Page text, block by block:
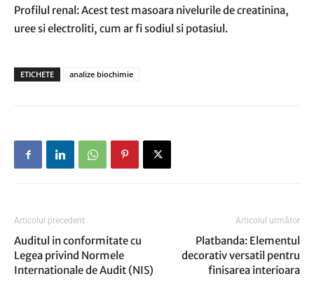
Profilul renal: Acest test masoara nivelurile de creatinina,
uree si electroliti, cum ar fi sodiul si potasiul.
ETICHETE analize biochimie
Articolul precedent
Auditul in conformitate cu
Legea privind Normele
Internationale de Audit (NIS)
Articolul următor
Platbanda: Elementul
decorativ versatil pentru
finisarea interioara